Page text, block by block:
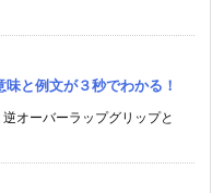
味と例文が３秒でわかる！
オーバーラップグリップと